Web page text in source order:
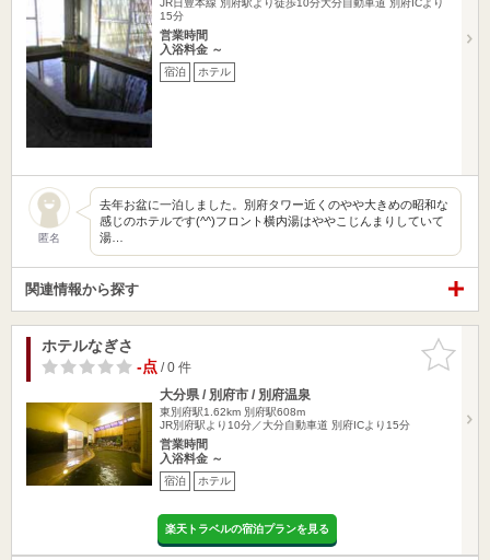
JR日豊本線 別府駅より徒歩10分大分自動車道 別府ICより
15分
営業時間
入浴料金 ～
宿泊 ホテル
匿名
去年お盆に一泊しました。別府タワー近くのやや大きめの昭和な
感じのホテルです(^^)フロント横内湯はややこじんまりしていて
湯…
関連情報から探す
お気に入
りに追加
ホテルなぎさ
-点/ 0 件
大分県 / 別府市 / 別府温泉
東別府駅1.62km 別府駅608m
JR別府駅より10分／大分自動車道 別府ICより15分
営業時間
入浴料金 ～
宿泊 ホテル
楽天トラベルの宿泊プランを見る